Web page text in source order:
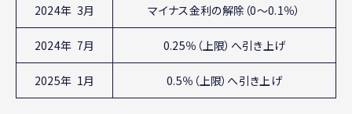
2024年 3月 マイナス金利の解除（0～0.1％）
2024年 7月 0.25％（上限）へ引き上げ
2025年 1月 0.5％（上限）へ引き上げ